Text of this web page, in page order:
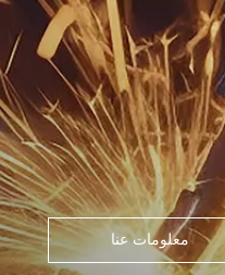
معلومات عنا